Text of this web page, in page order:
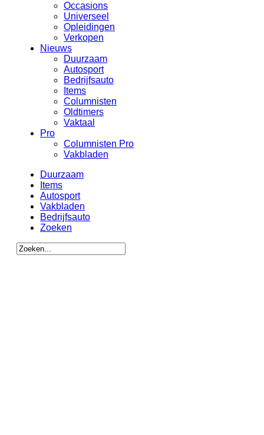
Occasions
Universeel
Opleidingen
Verkopen
Nieuws
Duurzaam
Autosport
Bedrijfsauto
Items
Columnisten
Oldtimers
Vaktaal
Pro
Columnisten Pro
Vakbladen
Duurzaam
Items
Autosport
Vakbladen
Bedrijfsauto
Zoeken